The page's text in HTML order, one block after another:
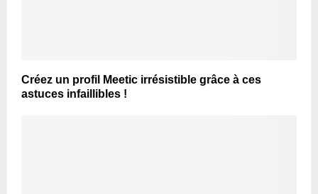
Créez un profil Meetic irrésistible grâce à ces
astuces infaillibles !